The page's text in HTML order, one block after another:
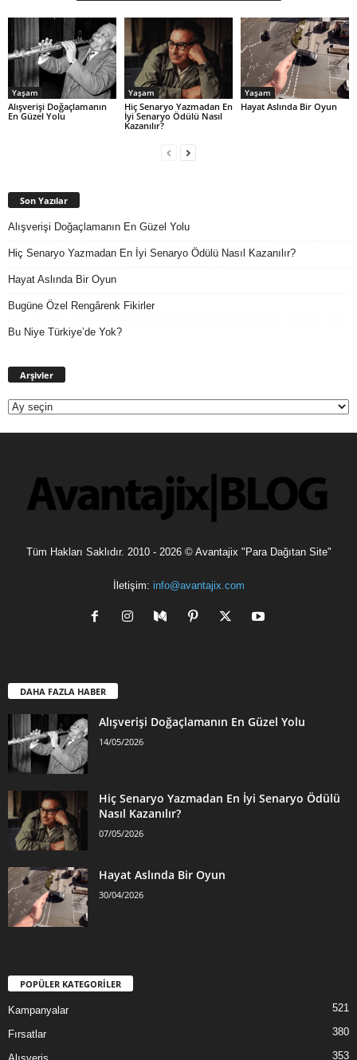
Yaşam
Alışverişi Doğaçlamanın
En Güzel Yolu
Yaşam
Hiç Senaryo Yazmadan En
İyi Senaryo Ödülü Nasıl
Kazanılır?
Yaşam
Hayat Aslında Bir Oyun
Son Yazılar
Alışverişi Doğaçlamanın En Güzel Yolu
Hiç Senaryo Yazmadan En İyi Senaryo Ödülü Nasıl Kazanılır?
Hayat Aslında Bir Oyun
Bugüne Özel Rengârenk Fikirler
Bu Niye Türkiye’de Yok?
Arşivler
Tüm Hakları Saklıdır. 2010 - 2026 © Avantajix "Para Dağıtan Site"
İletişim: info@avantajix.com
DAHA FAZLA HABER
Alışverişi Doğaçlamanın En Güzel Yolu
14/05/2026
Hiç Senaryo Yazmadan En İyi Senaryo Ödülü
Nasıl Kazanılır?
07/05/2026
Hayat Aslında Bir Oyun
30/04/2026
POPÜLER KATEGORİLER
Kampanyalar 521
Fırsatlar 380
353